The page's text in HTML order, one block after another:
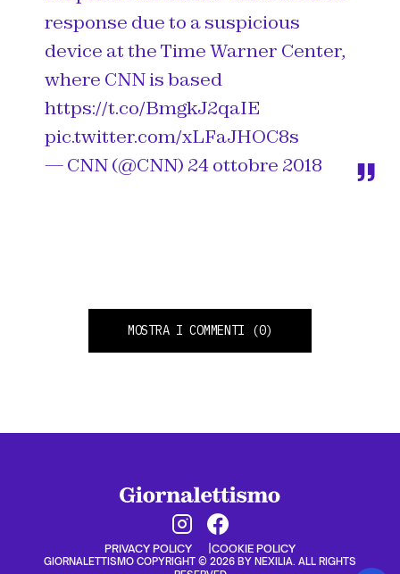
response due to a suspicious
device at the Time Warner Center,
where CNN is based
https://t.co/BmgkJ2qaIE
pic.twitter.com/xLFaJHOC8s
— CNN (@CNN) 24 ottobre 2018
MOSTRA I COMMENTI (0)
PRIVACY POLICY COOKIE POLICY
GIORNALETTISMO COPYRIGHT © 2026 BY NEXILIA. ALL RIGHTS